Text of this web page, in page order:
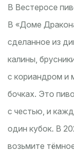
В Вестеросе
В «Доме
сделанное из
калины,
с кориандром и
бочках. Это
с честью, и
один кубок. В
возьмите